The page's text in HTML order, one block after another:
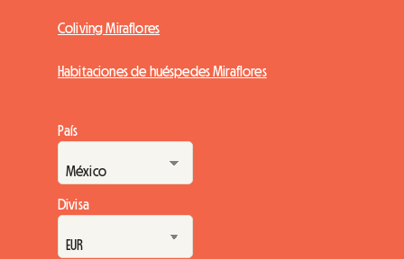
Coliving Miraflores
Habitaciones de huéspedes Miraflores
País
Divisa